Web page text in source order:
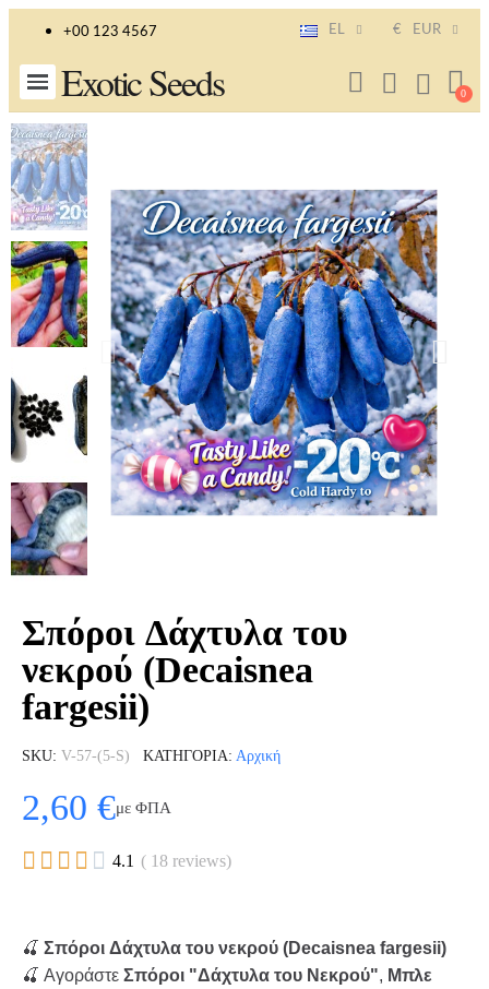
+00 123 4567 EL € EUR
Exotic Seeds
Σπόροι Δάχτυλα του
νεκρού (Decaisnea
fargesii)
SKU V-57-(5-S) ΚΑΤΗΓΟΡΊΑ Αρχική
2,60 €με ΦΠΑ
     4.1 ( 18 reviews)
🍒 Σπόροι Δάχτυλα του νεκρού (Decaisnea fargesii)
🍒 Αγοράστε Σπόροι "Δάχτυλα του Νεκρού", Μπλε